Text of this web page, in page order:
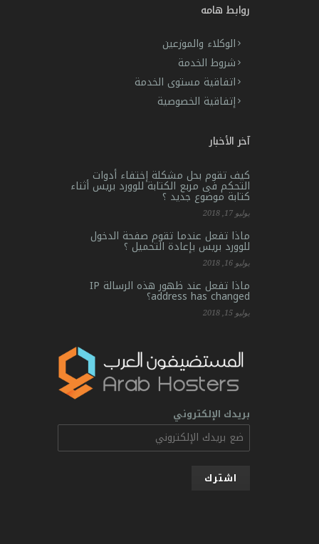
روابط هامه
الوكلاء والموزعين
شروط الخدمة
اتفاقية مستوى الخدمة
إتفاقية الخصوصية
آخر الأخبار
كيف تقوم بحل مشكلة إختفاء أدوات
التحكم فى مربع الكتابة للوورد بريس أثناء
كتابة موضوع جديد ؟
يوليو 17, 2018
ماذا تفعل عندما تقوم صفحة الدخول
للوورد بريس بإعادة التحميل ؟
يوليو 16, 2018
ماذا تفعل عند ظهور هذه الرسالة IP
address has changed؟
يوليو 15, 2018
بريدك الإلكتروني